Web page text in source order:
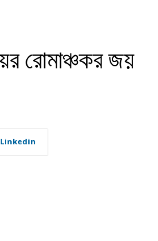
রোমাঞ্চকর জয়
Linkedin